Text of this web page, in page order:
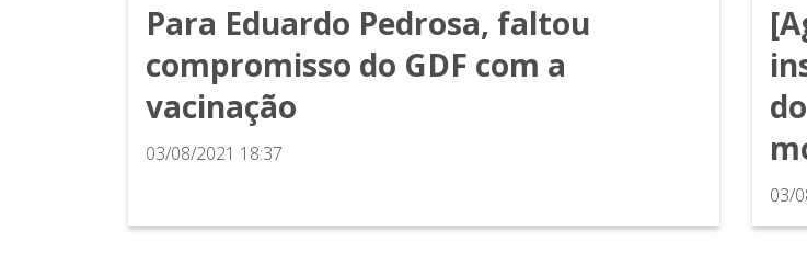
Para Eduardo Pedrosa, faltou
compromisso do GDF com a
vacinação
03/08/2021 18:37
03/